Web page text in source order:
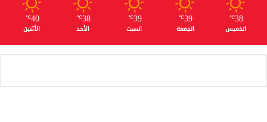
38
℃
الخميس
39
℃
الجمعة
39
℃
السبت
38
℃
الأحد
40
℃
الأثنين